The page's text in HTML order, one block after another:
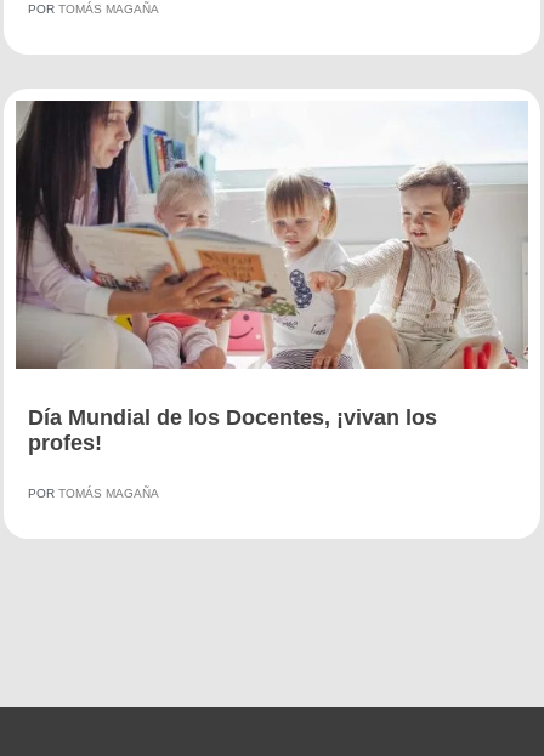
POR TOMÁS MAGAÑA
Día Mundial de los Docentes, ¡vivan los
profes!
POR TOMÁS MAGAÑA